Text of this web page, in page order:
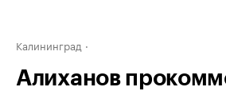
Калининград
Алиханов